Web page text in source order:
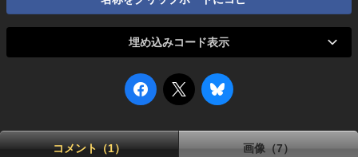
埋め込みコード表示
コメント（1） 画像（7）